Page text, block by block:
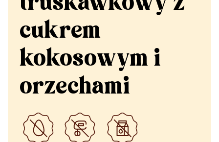
cukrem
kokosowym i
orzechami